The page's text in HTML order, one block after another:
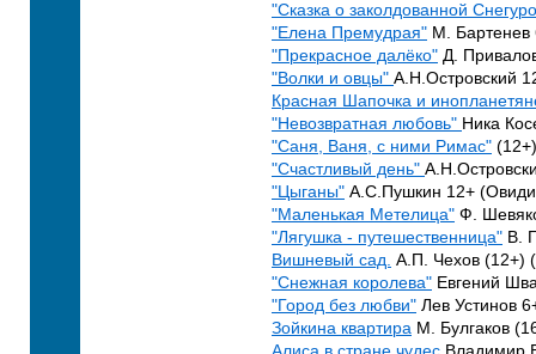
"Сказка о заколдованной
"Елена Премудрая" М. Бартенев
"Прекрасное далёко" Д.
"Волки и овцы" А.Н.Островский
Красная Шапочка и
"Невозвратная любовь" Ника
"Саня, Ваня, с ними Римас"
"Счастливый день"
"Цыганы" А.С.Пушкин 12+
"Маленькая Метелица" Ф.
"Лягушка - путешественница" В.
Вишневый сад. А.П. Чехов (12+)
"Снежная королева" Евгений
"Город без любви" Лев Устинов
Зойкина квартира М. Булгаков